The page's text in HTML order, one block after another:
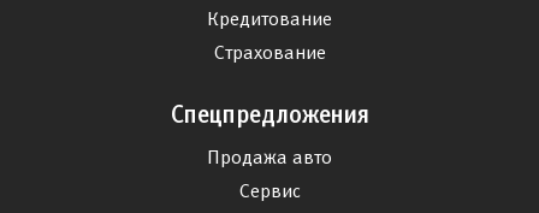
Кредитование
Страхование
Спецпредложения
Продажа авто
Сервис